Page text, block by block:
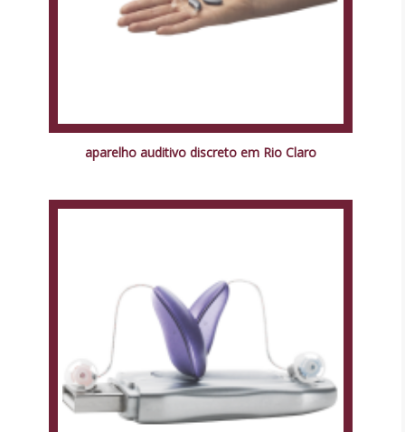
aparelho auditivo discreto em Rio Claro